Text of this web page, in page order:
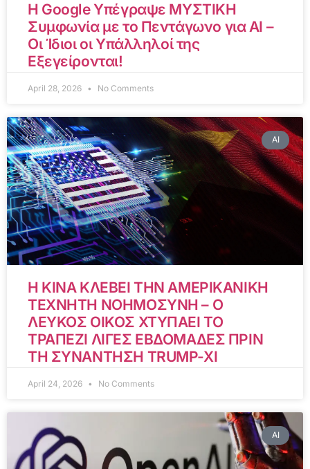
Η Google Υπέγραψε ΜΥΣΤΙΚΗ
Συμφωνία με το Πεντάγωνο για AI –
Οι Ίδιοι οι Υπάλληλοί της
Εξεγείρονται!
April 28, 2026 No Comments
AI
Η ΚΙΝΑ ΚΛΕΒΕΙ ΤΗΝ ΑΜΕΡΙΚΑΝΙΚΗ
ΤΕΧΝΗΤΗ ΝΟΗΜΟΣΥΝΗ – Ο
ΛΕΥΚΟΣ ΟΙΚΟΣ ΧΤΥΠΑΕΙ ΤΟ
ΤΡΑΠΕΖΙ ΛΙΓΕΣ ΕΒΔΟΜΑΔΕΣ ΠΡΙΝ
ΤΗ ΣΥΝΑΝΤΗΣΗ TRUMP-XI
April 24, 2026 No Comments
AI